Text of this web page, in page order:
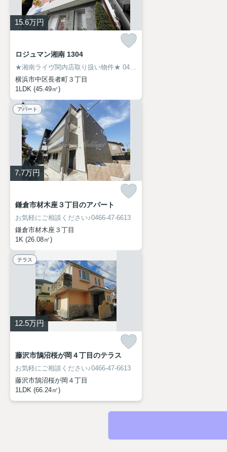
15.6万円
ロジュマン湘南 1304
★湘南ライヴ関内店取り扱い物件★ 045-319-6094
横浜市中区長者町３丁目
1LDK (45.49㎡)
アパート
7.7万円
鎌倉市材木座３丁目のアパート
お気軽にご相談ください♪0466-47-6613
鎌倉市材木座３丁目
1K (26.08㎡)
テラス
12.5万円
藤沢市鵠沼桜が岡４丁目のテラス
お気軽にご相談ください♪0466-47-6613
藤沢市鵠沼桜が岡４丁目
1LDK (66.24㎡)